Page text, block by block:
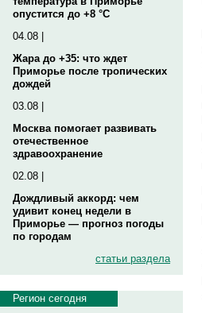
опустится до +8 °C
04.08 |
Жара до +35: что ждет
Приморье после тропических
дождей
03.08 |
Москва помогает развивать
отечественное
здравоохранение
02.08 |
Дождливый аккорд: чем
удивит конец недели в
Приморье — прогноз погоды
по городам
статьи раздела
Регион сегодня